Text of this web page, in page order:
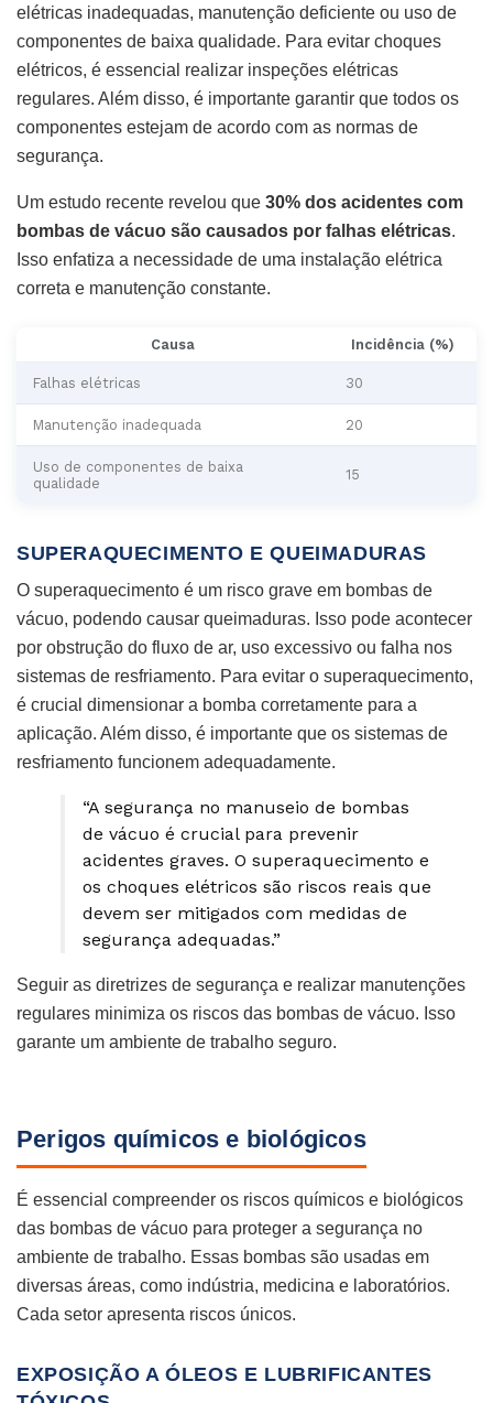
elétricas inadequadas, manutenção deficiente ou uso de
componentes de baixa qualidade. Para evitar choques
elétricos, é essencial realizar inspeções elétricas
regulares. Além disso, é importante garantir que todos os
componentes estejam de acordo com as normas de
segurança.
Um estudo recente revelou que 30% dos acidentes com
bombas de vácuo são causados por falhas elétricas.
Isso enfatiza a necessidade de uma instalação elétrica
correta e manutenção constante.
Causa Incidência (%)
Falhas elétricas 30
Manutenção inadequada 20
Uso de componentes de baixa
qualidade
15
SUPERAQUECIMENTO E QUEIMADURAS
O superaquecimento é um risco grave em bombas de
vácuo, podendo causar queimaduras. Isso pode acontecer
por obstrução do fluxo de ar, uso excessivo ou falha nos
sistemas de resfriamento. Para evitar o superaquecimento,
é crucial dimensionar a bomba corretamente para a
aplicação. Além disso, é importante que os sistemas de
resfriamento funcionem adequadamente.
“A segurança no manuseio de bombas
de vácuo é crucial para prevenir
acidentes graves. O superaquecimento e
os choques elétricos são riscos reais que
devem ser mitigados com medidas de
segurança adequadas.”
Seguir as diretrizes de segurança e realizar manutenções
regulares minimiza os riscos das bombas de vácuo. Isso
garante um ambiente de trabalho seguro.
Perigos químicos e biológicos
É essencial compreender os riscos químicos e biológicos
das bombas de vácuo para proteger a segurança no
ambiente de trabalho. Essas bombas são usadas em
diversas áreas, como indústria, medicina e laboratórios.
Cada setor apresenta riscos únicos.
EXPOSIÇÃO A ÓLEOS E LUBRIFICANTES